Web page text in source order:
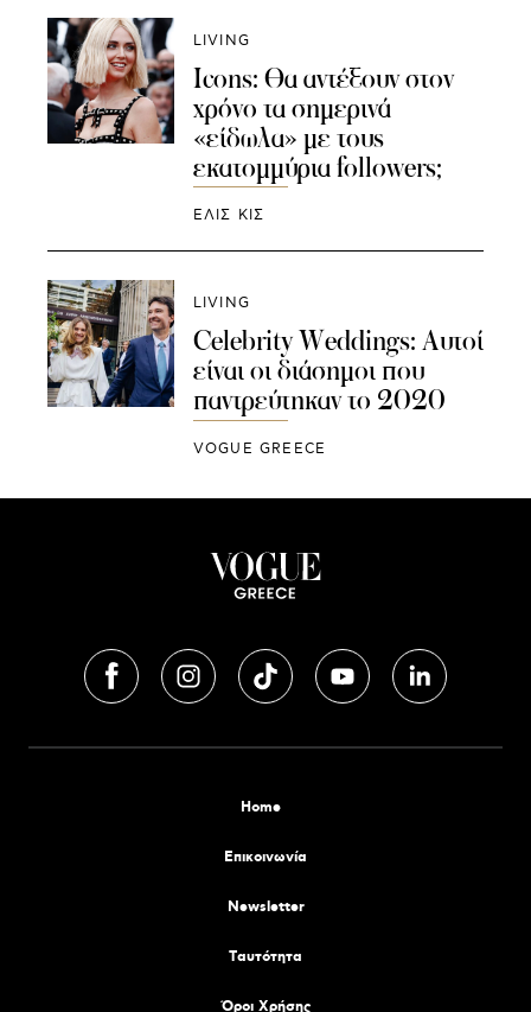
LIVING
Icons: Θα αντέξουν στον
χρόνο τα σημερινά
«είδωλα» με τους
εκατομμύρια followers;
ΕΛΙΣ ΚΙΣ
LIVING
Celebrity Weddings: Αυτοί
είναι οι διάσημοι που
παντρεύτηκαν το 2020
VOGUE GREECE
Home
Επικοινωνία
Newsletter
Tαυτότητα
Όροι Χρήσης